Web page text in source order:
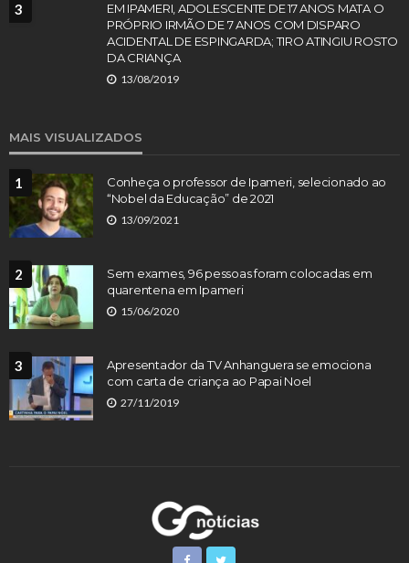
3
EM IPAMERI, ADOLESCENTE DE 17 ANOS MATA O
PRÓPRIO IRMÃO DE 7 ANOS COM DISPARO
ACIDENTAL DE ESPINGARDA; TIRO ATINGIU ROSTO
DA CRIANÇA
13/08/2019
MAIS VISUALIZADOS
1
Conheça o professor de Ipameri, selecionado ao
“Nobel da Educação” de 2021
13/09/2021
2
Sem exames, 96 pessoas foram colocadas em
quarentena em Ipameri
15/06/2020
3
Apresentador da TV Anhanguera se emociona
com carta de criança ao Papai Noel
27/11/2019